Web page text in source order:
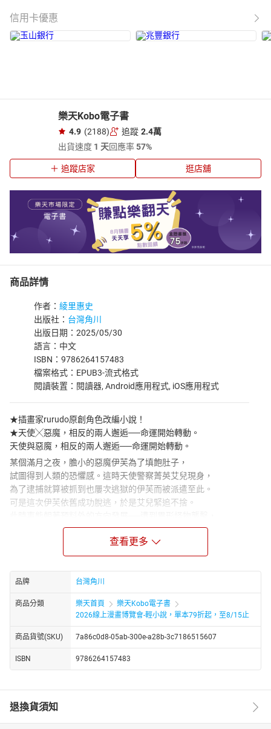
信用卡優惠
樂天Kobo電子書
4.9 (2188) 追蹤 2.4萬
出貨速度 1 天回應率57%
追蹤店家 逛店舖
商品詳情
作者： 綾里惠史
出版社： 台灣角川
出版日期：2025/05/30
語言：中文
ISBN：9786264157483
檔案格式：EPUB3-流式格式
閱讀裝置：閱讀器, Android應用程式, iOS應用程式
★插畫家rurudo原創角色改編小說！
★天使╳惡魔，相反的兩人邂逅──命運開始轉動。
天使與惡魔，相反的兩人邂逅──命運開始轉動。
某個滿月之夜，膽小的惡魔伊芙為了填飽肚子，
試圖得到人類的恐懼感。這時天使警察菁英艾兒現身，
為了逮捕就算被抓到也屢次逃獄的伊芙而被派遣至此。
可是這次伊芙依舊成功脫逃，於是艾兒緊追不捨。
然後兩人暫時合作逃走。
為了解決以襲擊為開端的一連串奇異事件，
艾兒的上司命令兩人結成搭檔。
雖然艾兒與伊芙看彼此不順眼，
孤獨的天使與惡魔在搜查工作中漸漸加深羈絆與信賴。
事件漸漸波及其他種族……少女們探尋世界真相的戰鬥即將開始。
查看更多
品牌 台灣角川
商品分類 樂天首頁
樂天Kobo電子書
2026線上漫畫博覽會-輕小說，單本79折起，至8/15止
商品貨號(SKU) 7a86c0d8-05ab-300e-a28b-3c7186515607
ISBN 9786264157483
退換貨須知